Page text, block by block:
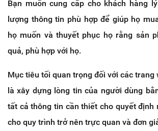
Bạn muốn cung cấp cho khách hàng
lượng thông tin phù hợp để giúp họ
họ muốn và thuyết phục họ rằng sản
quả, phù hợp với họ.
Mục tiêu tối quan trọng đối với các trang
là xây dựng lòng tin của người dùng
tất cả thông tin cần thiết cho quyết định
cho quy trình trở nên trực quan và đơn